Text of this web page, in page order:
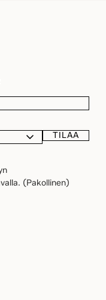
(Pakollinen)
TILAA